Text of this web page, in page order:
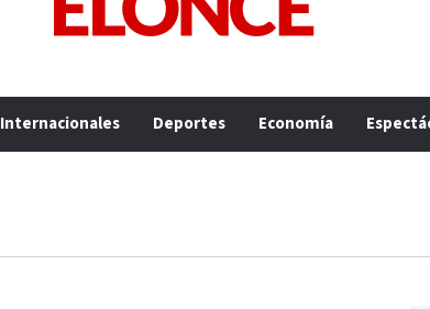
Internacionales Deportes Economía